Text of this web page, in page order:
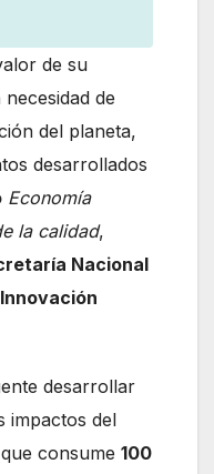
de su
de
del planeta,
desarrollados
Economía
la calidad,
Nacional
desarrollar
impactos del
consume 100